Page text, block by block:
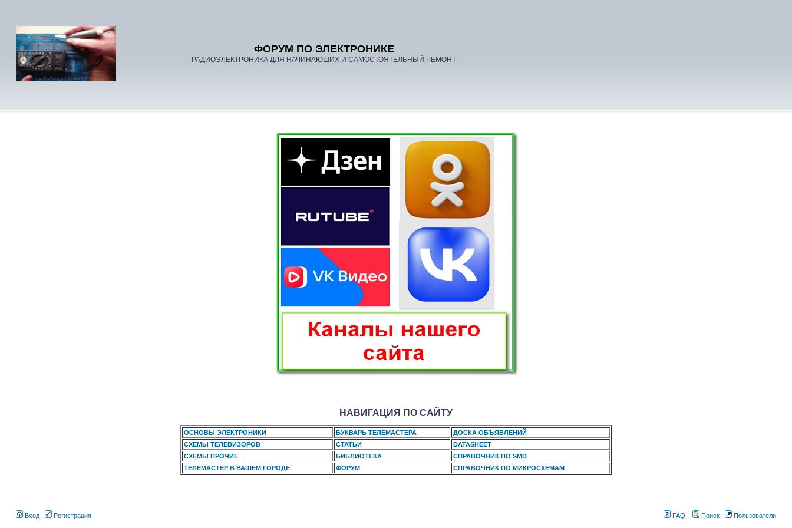
ФОРУМ ПО ЭЛЕКТРОНИКЕ
РАДИОЭЛЕКТРОНИКА ДЛЯ НАЧИНАЮЩИХ И САМОСТОЯТЕЛЬНЫЙ РЕМОНТ
НАВИГАЦИЯ ПО САЙТУ
ОСНОВЫ ЭЛЕКТРОНИКИ БУКВАРЬ ТЕЛЕМАСТЕРА
ДОСКА ОБЪЯВЛЕНИЙ
СХЕМЫ ТЕЛЕВИЗОРОВ
СТАТЬИ
DATASHEET
СХЕМЫ ПРОЧИЕ
БИБЛИОТЕКА
СПРАВОЧНИК ПО SMD
ТЕЛЕМАСТЕР В ВАШЕМ ГОРОДЕ
ФОРУМ СПРАВОЧНИК ПО МИКРОСХЕМАМ
Вход Регистрация FAQ Поиск Пользователи